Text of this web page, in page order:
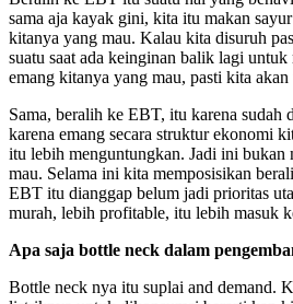
sama aja kayak gini, kita itu makan
kitanya yang mau. Kalau kita disuruh
suatu saat ada keinginan balik lagi
emang kitanya yang mau, pasti kita akan
Sama, beralih ke EBT, itu karena sudah
karena emang secara struktur ekonomi
itu lebih menguntungkan. Jadi ini bukan
mau. Selama ini kita memposisikan
EBT itu dianggap belum jadi prioritas
murah, lebih profitable, itu lebih masuk
Apa saja bottle neck dalam
Bottle neck nya itu suplai and demand.